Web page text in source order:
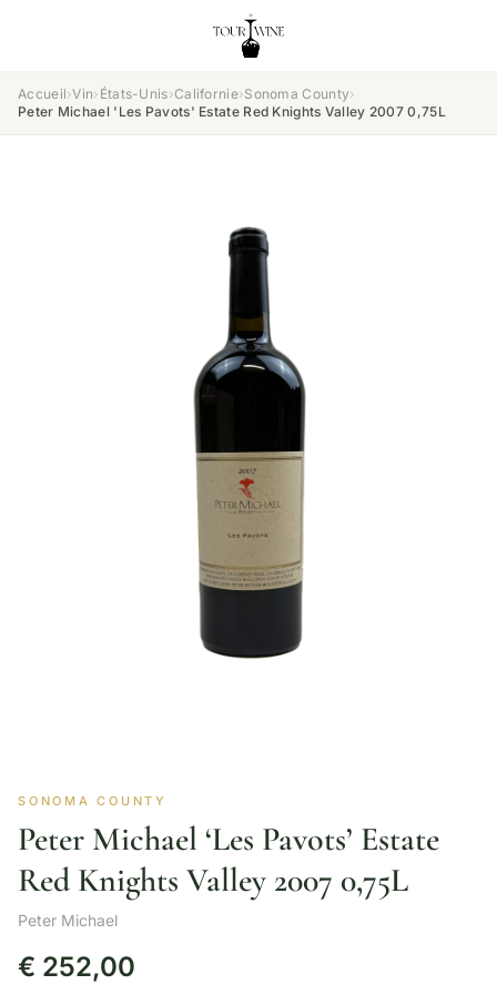
Accueil›Vin› États-Unis›Californie›Sonoma County›
Peter Michael 'Les Pavots' Estate Red Knights Valley 2007 0,75L
SONOMA COUNTY
Peter Michael ‘Les Pavots’ Estate
Red Knights Valley 2007 0,75L
Peter Michael
€ 252,00